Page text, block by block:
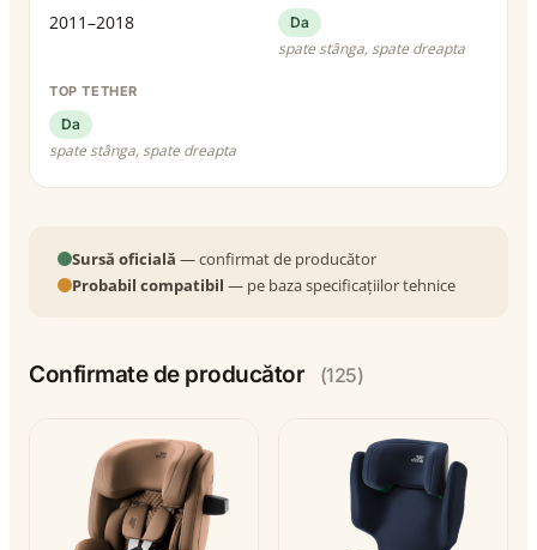
2011–2018 Da
spate stânga, spate dreapta
TOP TETHER
Da
spate stânga, spate dreapta
Sursă oficială — confirmat de producător
Probabil compatibil — pe baza specificațiilor tehnice
Confirmate de producător (125)